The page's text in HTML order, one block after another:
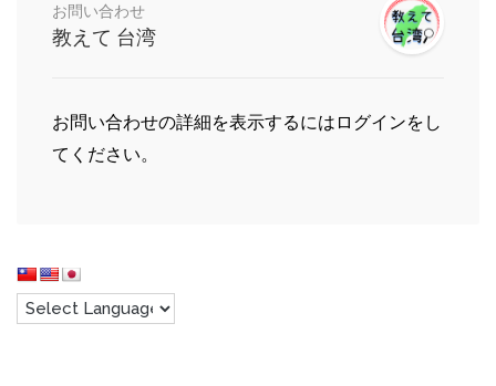
お問い合わせ
教えて 台湾
お問い合わせの詳細を表示するにはログインをし
てください。